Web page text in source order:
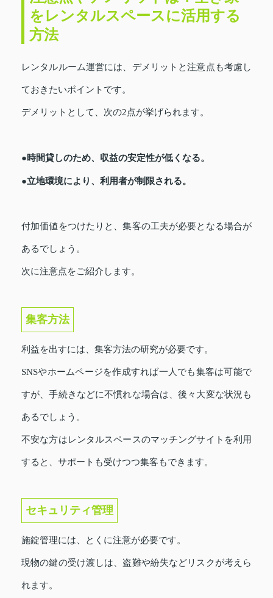
をレンタルスペースに活用する
方法
レンタルルーム運営には、デメリットと注意点も考慮し
ておきたいポイントです。
デメリットとして、次の2点が挙げられます。
●時間貸しのため、収益の安定性が低くなる。
●立地環境により、利用者が制限される。
付加価値をつけたりと、集客の工夫が必要となる場合が
あるでしょう。
次に注意点をご紹介します。
集客方法
利益を出すには、集客方法の研究が必要です。
SNSやホームページを作成すれば一人でも集客は可能で
すが、手続きなどに不慣れな場合は、後々大変な状況も
あるでしょう。
不安な方はレンタルスペースのマッチングサイトを利用
すると、サポートも受けつつ集客もできます。
セキュリティ管理
施錠管理には、とくに注意が必要です。
現物の鍵の受け渡しは、盗難や紛失などリスクが考えら
れます。